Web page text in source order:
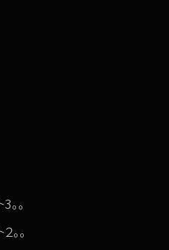
。
。。